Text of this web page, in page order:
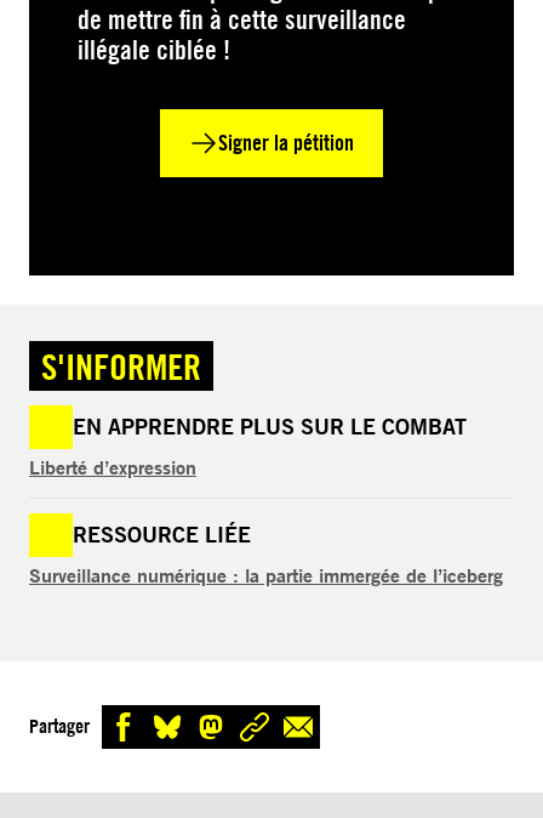
de mettre fin à cette surveillance
illégale ciblée !
Signer la pétition
S'INFORMER
EN APPRENDRE PLUS SUR LE COMBAT
Liberté d’expression
RESSOURCE LIÉE
Surveillance numérique : la partie immergée de l’iceberg
Partager